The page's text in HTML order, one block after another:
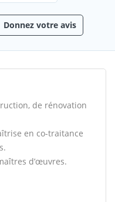
Donnez votre avis
de rénovation
en co-traitance
d’œuvres.